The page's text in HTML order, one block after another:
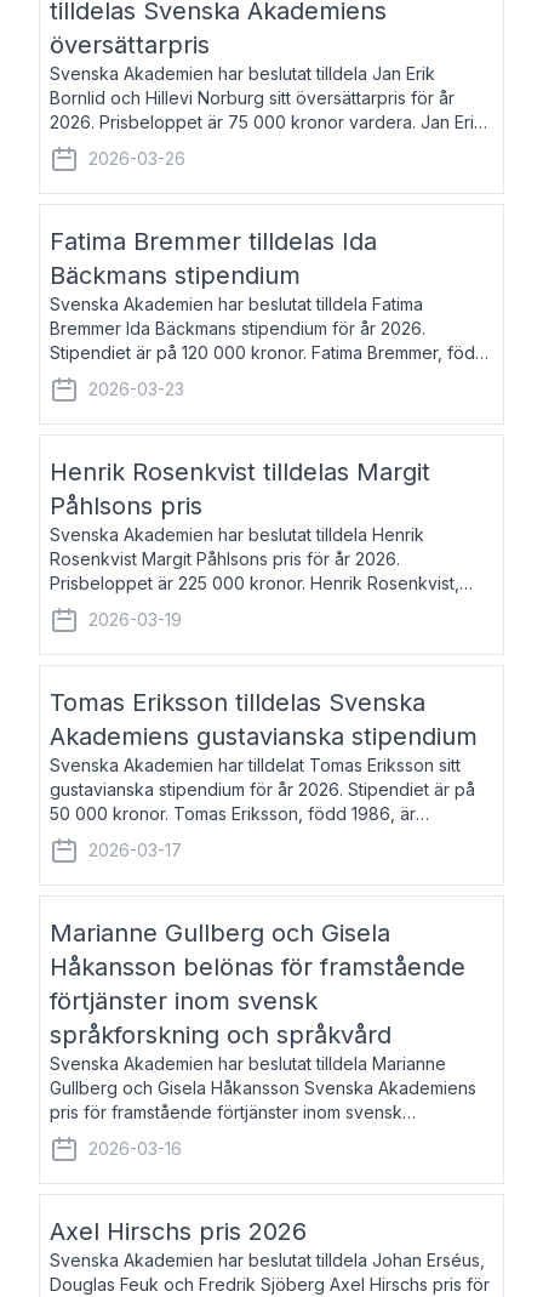
tilldelas Svenska Akademiens
översättarpris
Svenska Akademien har beslutat tilldela Jan Erik
Bornlid och Hillevi Norburg sitt översättarpris för år
2026. Prisbeloppet är 75 000 kronor vardera. Jan Erik
Bornlid, född 1947, är översättare från tyska. Han är
främst känd för sina översät
2026-03-26
Fatima Bremmer tilldelas Ida
Bäckmans stipendium
Svenska Akademien har beslutat tilldela Fatima
Bremmer Ida Bäckmans stipendium för år 2026.
Stipendiet är på 120 000 kronor. Fatima Bremmer, född
1977, är journalist och författare. Hon utkom i fjol med
boken Ligan. Klarakvarterens blodsyst
2026-03-23
Henrik Rosenkvist tilldelas Margit
Påhlsons pris
Svenska Akademien har beslutat tilldela Henrik
Rosenkvist Margit Påhlsons pris för år 2026.
Prisbeloppet är 225 000 kronor. Henrik Rosenkvist,
född 1965, är professor i nordiska språk vid Göteborgs
universitet. Han disputerade 2004 på avhan
2026-03-19
Tomas Eriksson tilldelas Svenska
Akademiens gustavianska stipendium
Svenska Akademien har tilldelat Tomas Eriksson sitt
gustavianska stipendium för år 2026. Stipendiet är på
50 000 kronor. Tomas Eriksson, född 1986, är
projektledare inom marknadsföring och författare och
utkom i fjol med boken Syndabocken.
2026-03-17
Marianne Gullberg och Gisela
Håkansson belönas för framstående
förtjänster inom svensk
språkforskning och språkvård
Svenska Akademien har beslutat tilldela Marianne
Gullberg och Gisela Håkansson Svenska Akademiens
pris för framstående förtjänster inom svensk
språkforskning och språkvård till minne av Carl Gabriel
och Karin Forsberg för år 2026. Prissumma
2026-03-16
Axel Hirschs pris 2026
Svenska Akademien har beslutat tilldela Johan Erséus,
Douglas Feuk och Fredrik Sjöberg Axel Hirschs pris för